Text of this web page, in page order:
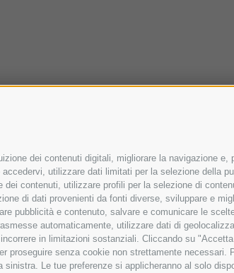
dei contenuti digitali, migliorare la navigazione e,
utilizzare dati limitati per la selezione della
contenuti, utilizzare profili per la selezione di
di dati provenienti da fonti diverse, sviluppare e
pubblicità e contenuto, salvare e comunicare le
automaticamente, utilizzare dati di
in limitazioni sostanziali. Cliccando su
senza cookie non strettamente necessari.
Le tue preferenze si applicheranno al solo